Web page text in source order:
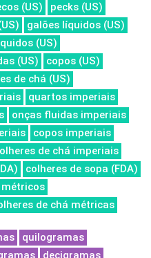
(US)
pecks (US)
galões líquidos (US)
(US)
(US)
copos (US)
de chá (US)
quartos imperiais
onças fluidas imperiais
copos imperiais
de chá imperiais
colheres de sopa (FDA)
de chá métricas
quilogramas
decigramas